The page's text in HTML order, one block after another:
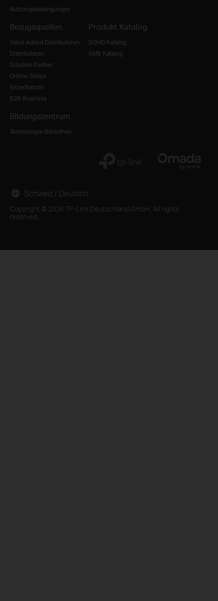
Nutzungsbedingungen
Bezugsquellen
Value Added Distributoren
Distributoren
Solution Partner
Online-Shops
Einzelhandel
B2B Business
Produkt Katalog
SOHO Katalog
SMB Katalog
Bildungszentrum
Technologie-Bibliothek
Copyright © 2026 TP-Link Deutschland GmbH. All rights
reserved.
Schweiz / Deutsch